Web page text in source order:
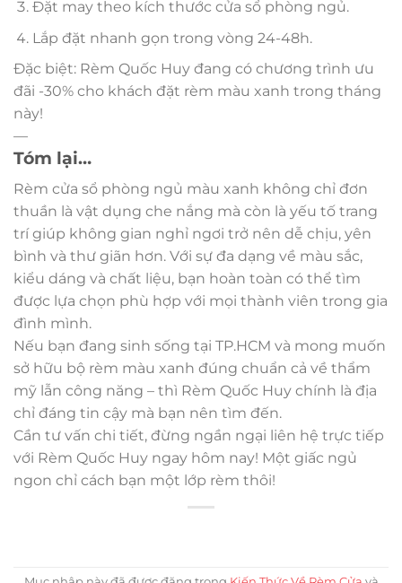
Đặt may theo kích thước cửa sổ phòng ngủ.
Lắp đặt nhanh gọn trong vòng 24-48h.
Đặc biệt: Rèm Quốc Huy đang có chương trình ưu
đãi -30% cho khách đặt rèm màu xanh trong tháng
này!
—
Tóm lại…
Rèm cửa sổ phòng ngủ màu xanh không chỉ đơn
thuần là vật dụng che nắng mà còn là yếu tố trang
trí giúp không gian nghỉ ngơi trở nên dễ chịu, yên
bình và thư giãn hơn. Với sự đa dạng về màu sắc,
kiểu dáng và chất liệu, bạn hoàn toàn có thể tìm
được lựa chọn phù hợp với mọi thành viên trong gia
đình mình.
Nếu bạn đang sinh sống tại TP.HCM và mong muốn
sở hữu bộ rèm màu xanh đúng chuẩn cả về thẩm
mỹ lẫn công năng – thì Rèm Quốc Huy chính là địa
chỉ đáng tin cậy mà bạn nên tìm đến.
Cần tư vấn chi tiết, đừng ngần ngại liên hệ trực tiếp
với Rèm Quốc Huy ngay hôm nay! Một giấc ngủ
ngon chỉ cách bạn một lớp rèm thôi!